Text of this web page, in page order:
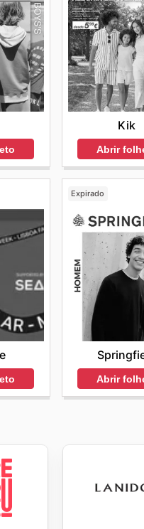
Kik
Abrir
Expirado
Abrir